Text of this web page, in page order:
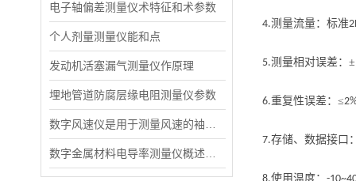
电子轴偏差测量仪术特征和术参数
个人剂量测量仪能和点
发动机活塞漏气测量仪作原理
埋地管道防腐层缘电阻测量仪参数
4.测量流量：标准
5.测量相对误差：±
6.重复性误差：≤
7.存储、数据接口
使用温度：